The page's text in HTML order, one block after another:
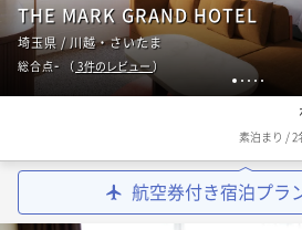
1 2 3 45
THE MARK GRAND HOTEL
埼玉県 / 川越・さいたま
総合点- （ 3件のレビュー）
素泊まり /2
航空券付き宿泊プラ